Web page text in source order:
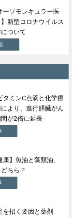
ーソモレキュラー医
新型コロナウイルス
ついて
タミンC点滴と化学療
より、進行膵臓がん
が2倍に延長
康】魚油と藻類油、
ちら？
を招く要因と薬剤